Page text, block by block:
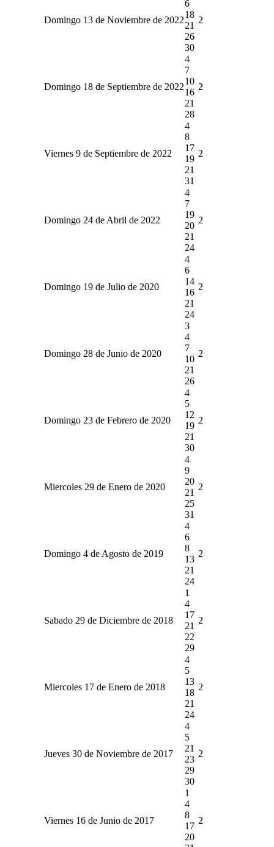
Domingo 13 de Noviembre de 2022
6
18
21
26
30
2
Domingo 18 de Septiembre de 2022
4
7
10
16
21
28
2
Viernes 9 de Septiembre de 2022
4
8
17
19
21
31
2
Domingo 24 de Abril de 2022
4
7
19
20
21
24
2
Domingo 19 de Julio de 2020
4
6
14
16
21
24
2
Domingo 28 de Junio de 2020
3
4
7
10
21
26
2
Domingo 23 de Febrero de 2020
4
5
12
19
21
30
2
Miercoles 29 de Enero de 2020
4
9
20
21
25
31
2
Domingo 4 de Agosto de 2019
4
6
8
13
21
24
2
Sabado 29 de Diciembre de 2018
1
4
17
21
22
29
2
Miercoles 17 de Enero de 2018
4
5
13
18
21
24
2
Jueves 30 de Noviembre de 2017
4
5
21
23
29
30
2
Viernes 16 de Junio de 2017
1
4
8
17
20
2